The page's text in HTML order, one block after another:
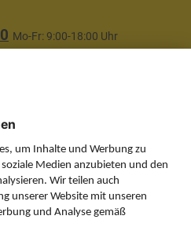
Mo-Fr: 9:00-18:00 Uhr